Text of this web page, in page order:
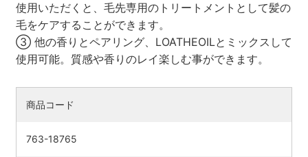
使用いただくと、毛先専用のトリートメントとして髪の
毛をケアすることができます。
③ 他の香りとペアリング、LOATHEOILとミックスして
使用可能。質感や香りのレイ楽しむ事ができます。
商品コード
763-18765
検索す